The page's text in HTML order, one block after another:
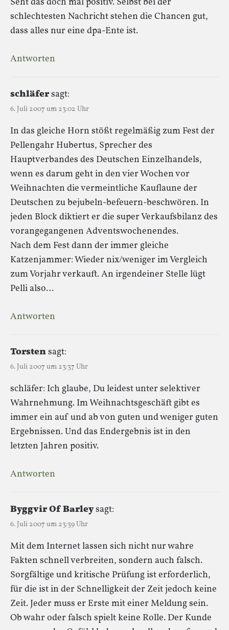
schlechtesten Nachricht stehen die Chancen gut,
dass alles nur eine dpa-Ente ist.
Antworten
schläfersagt:
6. Juli 2007 um 23:02 Uhr
In das gleiche Horn stößt regelmäßig zum Fest der
Pellengahr Hubertus, Sprecher des
Hauptverbandes des Deutschen Einzelhandels,
wenn es darum geht in den vier Wochen vor
Weihnachten die vermeintliche Kauflaune der
Deutschen zu bejubeln-befeuern-beschwören. In
jeden Block diktiert er die super Verkaufsbilanz des
vorangegangenen Adventswochenendes.
Nach dem Fest dann der immer gleiche
Katzenjammer: Wieder nix/weniger im Vergleich
zum Vorjahr verkauft. An irgendeiner Stelle lügt
Pelli also…
Antworten
Torstensagt:
6. Juli 2007 um 23:37 Uhr
schläfer: Ich glaube, Du leidest unter selektiver
Wahrnehmung. Im Weihnachtsgeschäft gibt es
immer ein auf und ab von guten und weniger guten
Ergebnissen. Und das Endergebnis ist in den
letzten Jahren positiv.
Antworten
Byggvir Of Barleysagt:
6. Juli 2007 um 23:39 Uhr
Mit dem Internet lassen sich nicht nur wahre
Fakten schnell verbreiten, sondern auch falsch.
Sorgfältige und kritische Prüfung ist erforderlich,
für die ist in der Schnelligkeit der Zeit jedoch keine
Zeit. Jeder muss er Erste mit einer Meldung sein.
Ob wahr oder falsch spielt keine Rolle. Der Kunde